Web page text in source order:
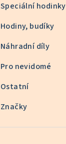
Speciální hodinky
Hodiny, budíky
Náhradní díly
Pro nevidomé
Ostatní
Značky